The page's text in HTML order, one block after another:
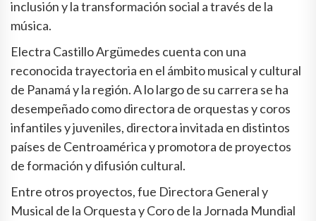
inclusión y la transformación social a través de la
música.
Electra Castillo Argümedes cuenta con una
reconocida trayectoria en el ámbito musical y cultural
de Panamá y la región. A lo largo de su carrera se ha
desempeñado como directora de orquestas y coros
infantiles y juveniles, directora invitada en distintos
países de Centroamérica y promotora de proyectos
de formación y difusión cultural.
Entre otros proyectos, fue Directora General y
Musical de la Orquesta y Coro de la Jornada Mundial